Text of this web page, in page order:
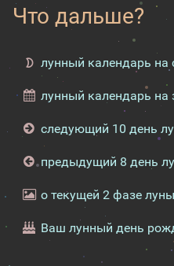
Что дальше?
лунный календарь на
лунный календарь на
следующий 10 день
предыдущий 8 день
о текущей 2 фазе луны
Ваш лунный день